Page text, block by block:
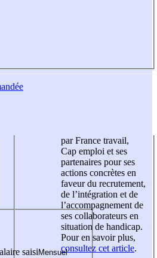
saisi
par France travail,
Cap emploi et ses
partenaires pour ses
actions concrètes en
faveur du recrutement,
de l’intégration et de
l’accompagnement de
ses collaborateurs en
situation de handicap.
Pour en savoir plus,
consultez cet article.